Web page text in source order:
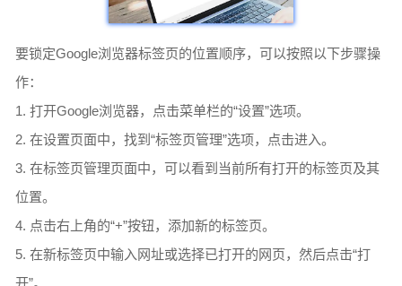
要锁定Google浏览器标签页的位置顺序，可以按照以下步骤操
作：
1. 打开Google浏览器，点击菜单栏的“设置”选项。
2. 在设置页面中，找到“标签页管理”选项，点击进入。
3. 在标签页管理页面中，可以看到当前所有打开的标签页及其
位置。
4. 点击右上角的“+”按钮，添加新的标签页。
5. 在新标签页中输入网址或选择已打开的网页，然后点击“打
开”。